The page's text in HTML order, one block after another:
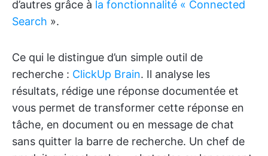
d’autres grâce à la fonctionnalité « Connected
Search ».
Ce qui le distingue d’un simple outil de
recherche : ClickUp Brain. Il analyse les
résultats, rédige une réponse documentée et
vous permet de transformer cette réponse en
tâche, en document ou en message de chat
sans quitter la barre de recherche. Un chef de